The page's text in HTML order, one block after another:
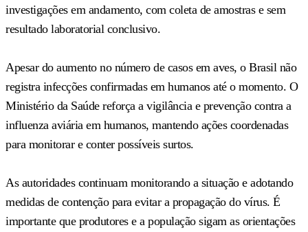
investigações em andamento, com coleta de amostras e sem
resultado laboratorial conclusivo.
Apesar do aumento no número de casos em aves, o Brasil não
registra infecções confirmadas em humanos até o momento. O
Ministério da Saúde reforça a vigilância e prevenção contra a
influenza aviária em humanos, mantendo ações coordenadas
para monitorar e conter possíveis surtos.
As autoridades continuam monitorando a situação e adotando
medidas de contenção para evitar a propagação do vírus. É
importante que produtores e a população sigam as orientações